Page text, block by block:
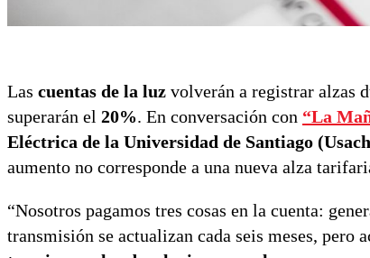
Las cuentas de la luz volverán a registrar alzas
superarán el 20%. En conversación con “La
Eléctrica de la Universidad de Santiago
aumento no corresponde a una nueva alza
“Nosotros pagamos tres cosas en la cuenta:
transmisión se actualizan cada seis meses, pero